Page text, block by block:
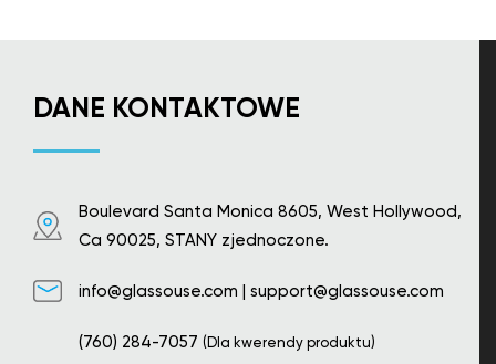
DANE KONTAKTOWE
Boulevard Santa Monica 8605, West Hollywood,
Ca 90025, STANY zjednoczone.
info@glassouse.com | support@glassouse.com
(760) 284-7057 (Dla kwerendy produktu)